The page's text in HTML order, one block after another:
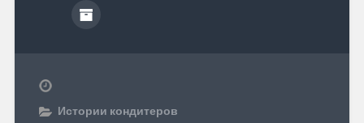
Истории кондитеров